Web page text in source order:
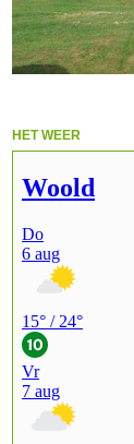
HET WEER